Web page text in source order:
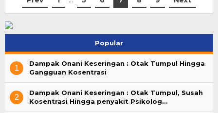
Popular
1
Dampak Onani Keseringan : Otak Tumpul Hingga
Gangguan Kosentrasi
2
Dampak Onani Keseringan : Otak Tumpul, Susah
Kosentrasi Hingga penyakit Psikolog…